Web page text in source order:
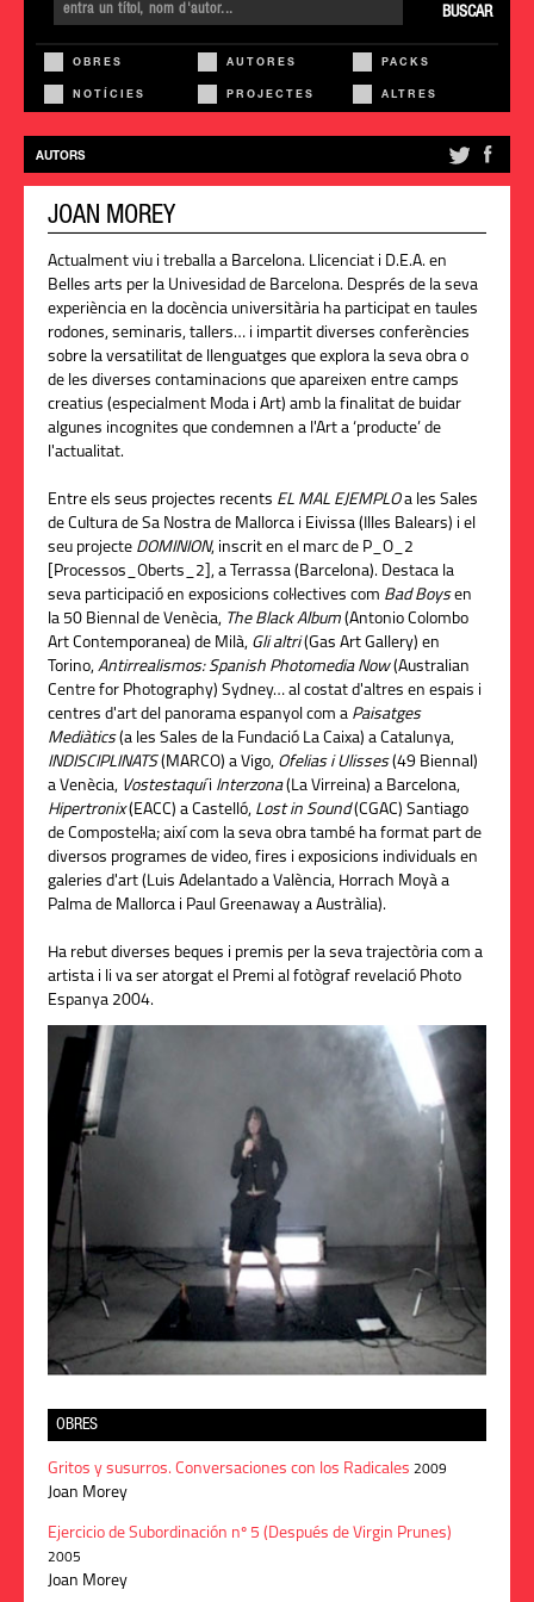
BUSCAR
OBRES AUTORES PACKS
NOTÍCIES PROJECTES ALTRES
AUTORS
JOAN MOREY
Actualment viu i treballa a Barcelona. Llicenciat i D.E.A. en
Belles arts per la Univesidad de Barcelona. Després de la seva
experiència en la docència universitària ha participat en taules
rodones, seminaris, tallers… i impartit diverses conferències
sobre la versatilitat de llenguatges que explora la seva obra o
de les diverses contaminacions que apareixen entre camps
creatius (especialment Moda i Art) amb la finalitat de buidar
algunes incognites que condemnen a l'Art a ‘producte’ de
l'actualitat.
Entre els seus projectes recents EL MAL EJEMPLOa les Sales
de Cultura de Sa Nostra de Mallorca i Eivissa (Illes Balears) i el
seu projecte DOMINION, inscrit en el marc de P_O_2
[Processos_Oberts_2], a Terrassa (Barcelona). Destaca la
seva participació en exposicions col·lectives com Bad Boysen
la 50 Biennal de Venècia, The Black Album (Antonio Colombo
Art Contemporanea) de Milà, Gli altri(Gas Art Gallery) en
Torino, Antirrealismos: Spanish Photomedia Now(Australian
Centre for Photography) Sydney… al costat d'altres en espais i
centres d'art del panorama espanyol com a Paisatges
Mediàtics(a les Sales de la Fundació La Caixa) a Catalunya,
INDISCIPLINATS(MARCO) a Vigo, Ofelias i Ulisses(49 Biennal)
a Venècia, Vostestaquíi Interzona(La Virreina) a Barcelona,
Hipertronix(EACC) a Castelló, Lost in Sound(CGAC) Santiago
de Compostel·la; així com la seva obra també ha format part de
diversos programes de video, fires i exposicions individuals en
galeries d'art (Luis Adelantado a València, Horrach Moyà a
Palma de Mallorca i Paul Greenaway a Austràlia).
Ha rebut diverses beques i premis per la seva trajectòria com a
artista i li va ser atorgat el Premi al fotògraf revelació Photo
Espanya 2004.
OBRES
Gritos y susurros. Conversaciones con los Radicales 2009
Joan Morey
Ejercicio de Subordinación nº 5 (Después de Virgin Prunes)
2005
Joan Morey